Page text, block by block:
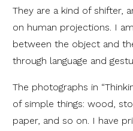
They are a kind of shifter,
on human projections. I
between the object and
through language and
The photographs in
of simple things: wood,
paper, and so on. I have